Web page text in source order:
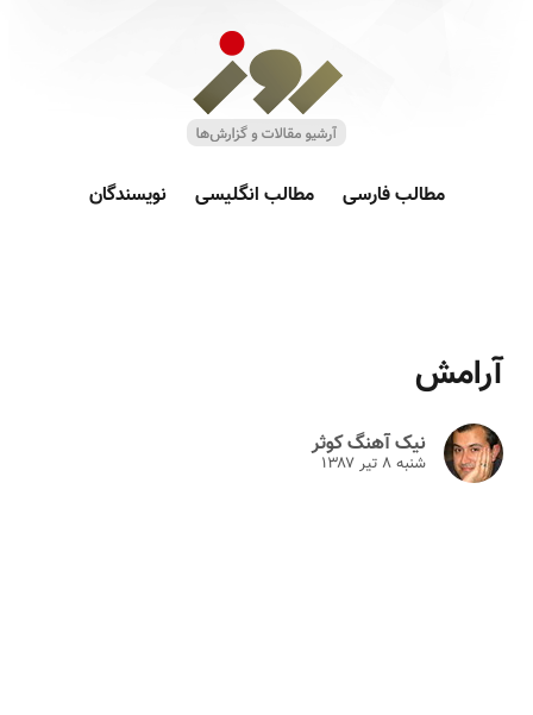
مطالب فارسی مطالب انگلیسی نویسندگان
آرامش
نیک آهنگ کوثر
شنبه ۸ تير ۱۳۸۷